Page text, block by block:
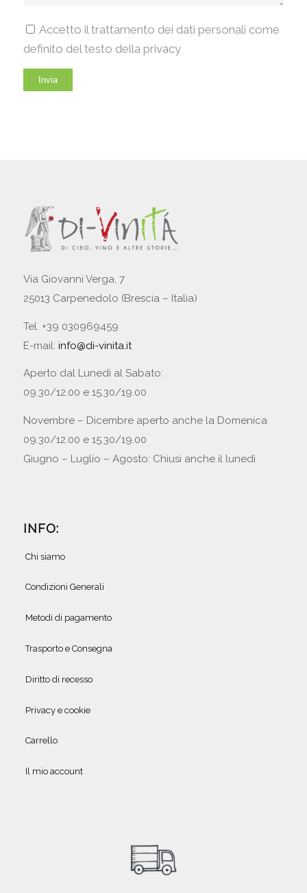
Accetto il trattamento dei dati personali come
definito del testo della privacy
Via Giovanni Verga, 7
25013 Carpenedolo (Brescia – Italia)
Tel. +39 030969459
E-mail: info@di-vinita.it
Aperto dal Lunedì al Sabato:
09.30/12.00 e 15.30/19.00
Novembre – Dicembre aperto anche la Domenica
09.30/12.00 e 15.30/19.00
Giugno – Luglio – Agosto: Chiusi anche il lunedì
INFO:
Chi siamo
Condizioni Generali
Metodi di pagamento
Trasporto e Consegna
Diritto di recesso
Privacy e cookie
Carrello
Il mio account